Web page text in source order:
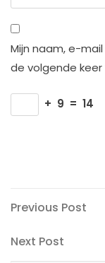
Mijn naam, e-
de volgende
+ 9 = 14
Bericht
navigatie
Previous
Previous Post
Next
Next Post